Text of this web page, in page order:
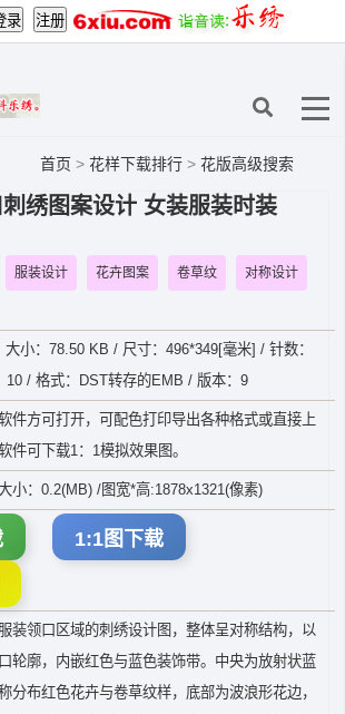
首页 > 花样下载排行 > 花版高级搜索
绣图案设计 女装服装时装
服装设计 花卉图案 卷草纹 对称设计
小：78.50 KB / 尺寸：496*349[毫米] / 针数：
10 / 格式：DST转存的EMB / 版本：9
件方可打开，可配色打印导出各种格式或直接上
件可下载1：1模拟效果图。
小：0.2(MB) /图宽*高:1878x1321(像素)
1:1图下载
装领口区域的刺绣设计图，整体呈对称结构，以
轮廓，内嵌红色与蓝色装饰带。中央为放射状蓝
分布红色花卉与卷草纹样，底部为波浪形花边，